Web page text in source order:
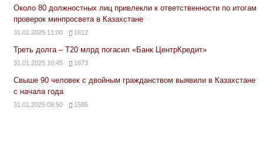
Около 80 должностных лиц привлекли к ответственности по итогам
проверок минпросвета в Казахстане
31.01.2025 11:00 1612
Треть долга – Т20 млрд погасил «Банк ЦентрКредит»
31.01.2025 10:45 1673
Свыше 90 человек с двойным гражданством выявили в Казахстане
с начала года
31.01.2025 09:50 1585